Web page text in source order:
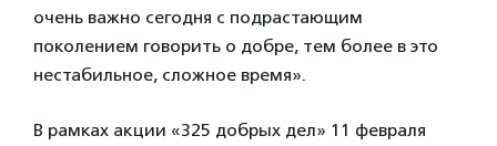
очень важно сегодня с подрастающим
поколением говорить о добре, тем более в это
нестабильное, сложное время».
В рамках акции «325 добрых дел» 11 февраля